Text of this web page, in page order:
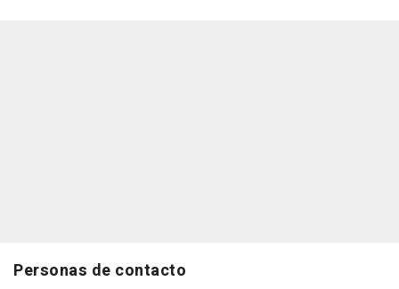
Personas de contacto